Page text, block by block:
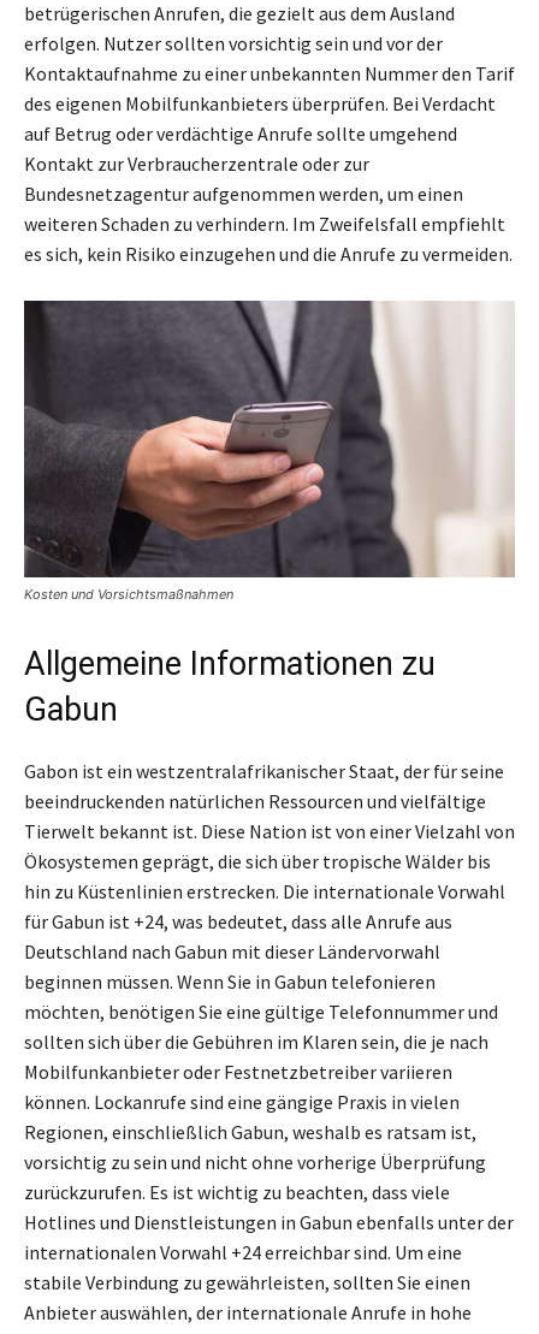
betrügerischen Anrufen, die gezielt aus dem Ausland
erfolgen. Nutzer sollten vorsichtig sein und vor der
Kontaktaufnahme zu einer unbekannten Nummer den Tarif
des eigenen Mobilfunkanbieters überprüfen. Bei Verdacht
auf Betrug oder verdächtige Anrufe sollte umgehend
Kontakt zur Verbraucherzentrale oder zur
Bundesnetzagentur aufgenommen werden, um einen
weiteren Schaden zu verhindern. Im Zweifelsfall empfiehlt
es sich, kein Risiko einzugehen und die Anrufe zu vermeiden.
Kosten und Vorsichtsmaßnahmen
Allgemeine Informationen zu
Gabun
Gabon ist ein westzentralafrikanischer Staat, der für seine
beeindruckenden natürlichen Ressourcen und vielfältige
Tierwelt bekannt ist. Diese Nation ist von einer Vielzahl von
Ökosystemen geprägt, die sich über tropische Wälder bis
hin zu Küstenlinien erstrecken. Die internationale Vorwahl
für Gabun ist +24, was bedeutet, dass alle Anrufe aus
Deutschland nach Gabun mit dieser Ländervorwahl
beginnen müssen. Wenn Sie in Gabun telefonieren
möchten, benötigen Sie eine gültige Telefonnummer und
sollten sich über die Gebühren im Klaren sein, die je nach
Mobilfunkanbieter oder Festnetzbetreiber variieren
können. Lockanrufe sind eine gängige Praxis in vielen
Regionen, einschließlich Gabun, weshalb es ratsam ist,
vorsichtig zu sein und nicht ohne vorherige Überprüfung
zurückzurufen. Es ist wichtig zu beachten, dass viele
Hotlines und Dienstleistungen in Gabun ebenfalls unter der
internationalen Vorwahl +24 erreichbar sind. Um eine
stabile Verbindung zu gewährleisten, sollten Sie einen
Anbieter auswählen, der internationale Anrufe in hohe